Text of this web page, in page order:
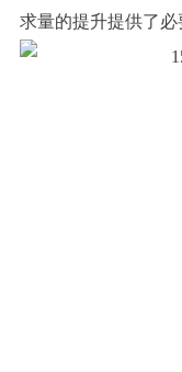
求量的提升提供了必